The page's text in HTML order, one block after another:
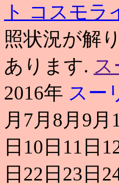
ト コスモラ
照状況が解
あります.
2016年 スー
月7月8月9
日10日11日
日22日23日